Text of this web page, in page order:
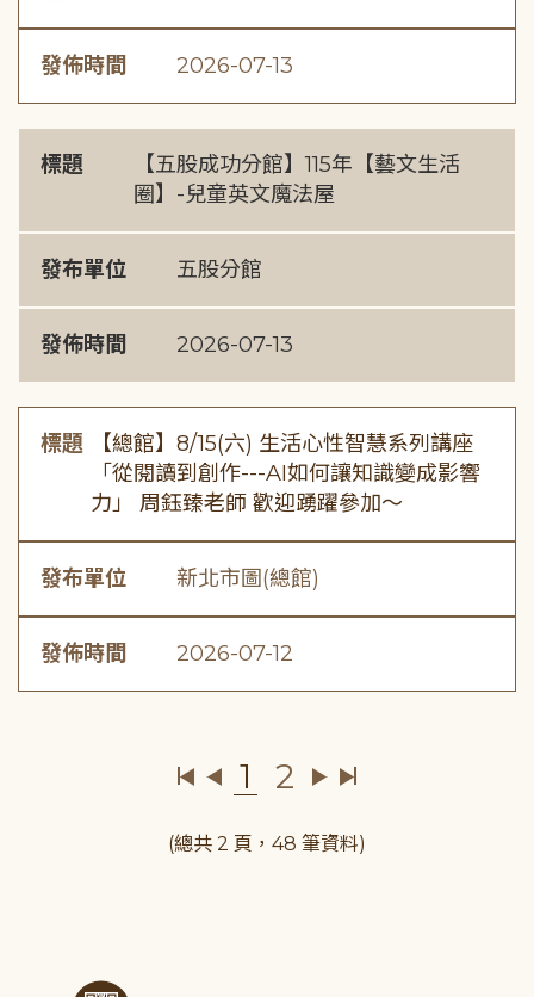
發佈時間 2026-07-13
標題
【五股成功分館】115年【藝文生活
圈】-兒童英文魔法屋
發布單位 五股分館
發佈時間 2026-07-13
標題
【總館】8/15(六) 生活心性智慧系列講座
「從閱讀到創作---AI如何讓知識變成影響
力」 周鈺臻老師 歡迎踴躍參加～
發布單位 新北市圖(總館)
發佈時間 2026-07-12
1 2
(總共 2 頁，48 筆資料)